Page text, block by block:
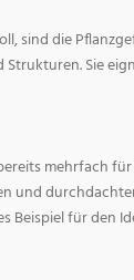
sind die
Sie
mehrfach
und
Beispiel für den